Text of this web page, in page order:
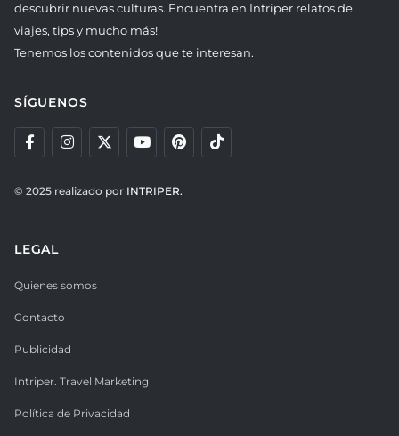
descubrir nuevas culturas. Encuentra en Intriper relatos de
viajes, tips y mucho más!
Tenemos los contenidos que te interesan.
SÍGUENOS
© 2025 realizado por INTRIPER.
LEGAL
Quienes somos
Contacto
Publicidad
Intriper. Travel Marketing
Política de Privacidad